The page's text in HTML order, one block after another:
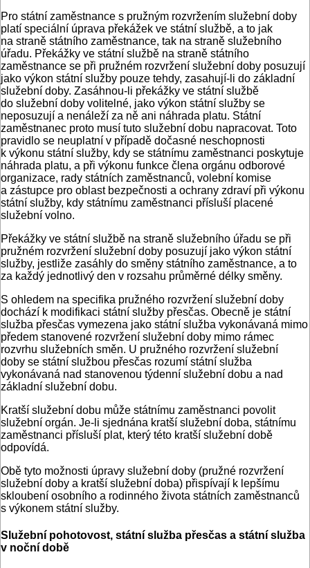
Pro státní zaměstnance s pružným rozvržením služební doby
platí speciální úprava překážek ve státní službě, a to jak
na straně státního zaměstnance, tak na straně služebního
úřadu. Překážky ve státní službě na straně státního
zaměstnance se při pružném rozvržení služební doby posuzují
jako výkon státní služby pouze tehdy, zasahují-li do základní
služební doby. Zasáhnou-li překážky ve státní službě
do služební doby volitelné, jako výkon státní služby se
neposuzují a nenáleží za ně ani náhrada platu. Státní
zaměstnanec proto musí tuto služební dobu napracovat. Toto
pravidlo se neuplatní v případě dočasné neschopnosti
k výkonu státní služby, kdy se státnímu zaměstnanci poskytuje
náhrada platu, a při výkonu funkce člena orgánu odborové
organizace, rady státních zaměstnanců, volební komise
a zástupce pro oblast bezpečnosti a ochrany zdraví při výkonu
státní služby, kdy státnímu zaměstnanci přísluší placené
služební volno.
Překážky ve státní službě na straně služebního úřadu se při
pružném rozvržení služební doby posuzují jako výkon státní
služby, jestliže zasáhly do směny státního zaměstnance, a to
za každý jednotlivý den v rozsahu průměrné délky směny.
S ohledem na specifika pružného rozvržení služební doby
dochází k modifikaci státní služby přesčas. Obecně je státní
služba přesčas vymezena jako státní služba vykonávaná mimo
předem stanovené rozvržení služební do­by mimo rámec
rozvrhu služebních směn. U pružného rozvržení služební
doby se státní službou přesčas rozumí státní služba
vykonávaná nad stanovenou týdenní služební dobu a nad
základní služební dobu.
Kratší služební dobu může státnímu zaměstnanci povolit
služební orgán. Je-li sjednána kratší služební doba, státnímu
zaměstnanci přísluší plat, který této kratší služební době
odpovídá.
Obě tyto možnosti úpravy služební doby (pružné rozvržení
služební doby a kratší služební doba) přispívají k lepšímu
skloubení osobního a rodinného života státních zaměstnanců
s výkonem státní služby.
Služební pohotovost, státní služba přesčas a státní služba
v noční době